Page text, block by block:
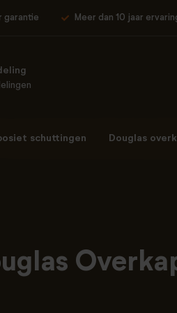
garantie Meer dan 10 jaar
schuttingen Douglas